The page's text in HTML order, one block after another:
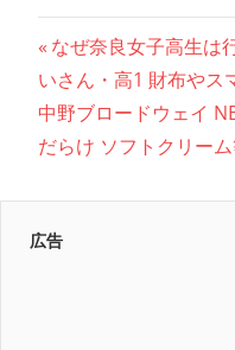
投
稿
ナ
ビ
ゲ
前
の
記
事:
なぜ奈良女子高生は
いさん・高1 財布やス
次
の
中野ブロードウェイ
だらけ ソフトクリーム
広告